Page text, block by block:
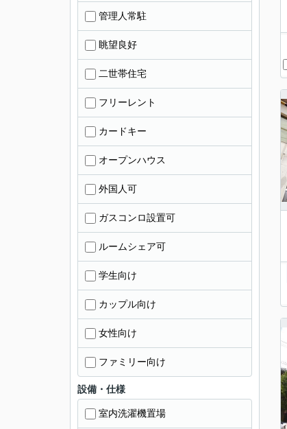
管理人常駐
眺望良好
二世帯住宅
フリーレント
カードキー
オープンハウス
外国人可
ガスコンロ設置可
ルームシェア可
学生向け
カップル向け
女性向け
ファミリー向け
設備・仕様
室内洗濯機置場